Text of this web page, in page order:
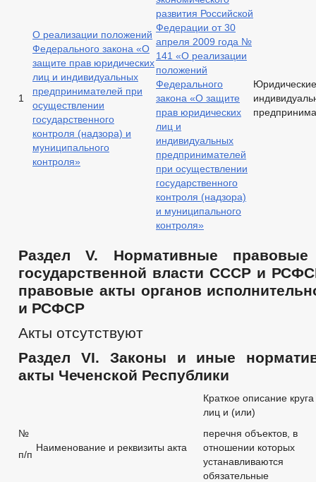
1
О реализации положений
Федерального закона «О
защите прав юридических
лиц и индивидуальных
предпринимателей при
осуществлении
государственного
контроля (надзора) и
муниципального
контроля»
развития Российской
Федерации от 30
апреля 2009 года №
141 «О реализации
положений
Федерального
закона «О защите
прав юридических
лиц и
индивидуальных
предпринимателей
при осуществлении
государственного
контроля (надзора)
и муниципального
контроля»
Раздел V. Нормативные
государственной власти СССР и
правовые акты органов
и РСФСР
Акты отсутствуют
Раздел VI. Законы и иные
акты Чеченской Республики
№
п/п
Наименование и реквизиты акта
Краткое описание круга
лиц и (или)
перечня объектов, в
отношении которых
устанавливаются
обязательные